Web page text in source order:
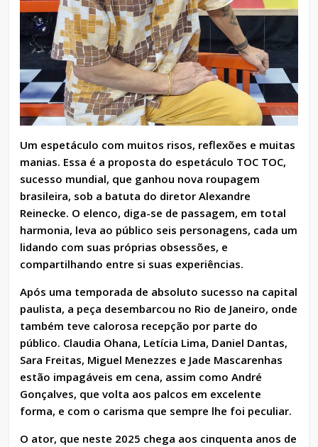
Um espetáculo com muitos risos, reflexões e muitas
manias. Essa é a proposta do espetáculo TOC TOC,
sucesso mundial, que ganhou nova roupagem
brasileira, sob a batuta do diretor Alexandre
Reinecke. O elenco, diga-se de passagem, em total
harmonia, leva ao público seis personagens, cada um
lidando com suas próprias obsessões, e
compartilhando entre si suas experiências.
Após uma temporada de absoluto sucesso na capital
paulista, a peça desembarcou no Rio de Janeiro, onde
também teve calorosa recepção por parte do
público. Claudia Ohana, Letícia Lima, Daniel Dantas,
Sara Freitas, Miguel Menezzes e Jade Mascarenhas
estão impagáveis em cena, assim como André
Gonçalves, que volta aos palcos em excelente
forma, e com o carisma que sempre lhe foi peculiar.
O ator, que neste 2025 chega aos cinquenta anos de